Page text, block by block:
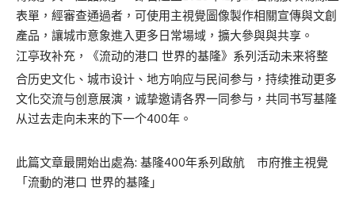
表單，經審查通過者，可使用主視覺圖像製作相關宣傳與文創
產品，讓城市意象進入更多日常場域，擴大參與與共享。
江亭玫补充，《流动的港口 世界的基隆》系列活动未来将整
合历史文化、城市设计、地方响应与民间参与，持续推动更多
文化交流与创意展演，诚挚邀请各界一同参与，共同书写基隆
从过去走向未来的下一个400年。
此篇文章最開始出處為: 基隆400年系列啟航 市府推主視覺
「流動的港口 世界的基隆」